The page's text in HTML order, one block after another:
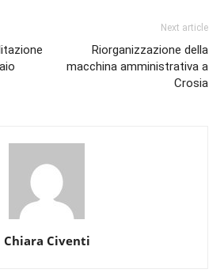
Next article
Riorganizzazione della
macchina amministrativa a
Crosia
Chiara Civenti